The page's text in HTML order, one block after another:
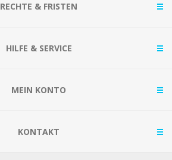
RECHTE & FRISTEN
HILFE & SERVICE
MEIN KONTO
KONTAKT